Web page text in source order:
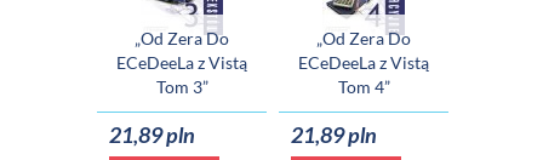
„Od Zera Do
ECeDeeLa z Vistą
Tom 3”
21,89 pln
„Od Zera Do
ECeDeeLa z Vistą
Tom 4”
21,89 pln